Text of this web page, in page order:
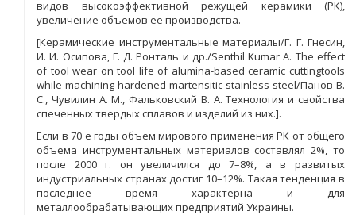
видов высокоэффективной режущей керамики (РК),
увеличение объемов ее производства.
[Керамические инструментальные материалы/Г. Г. Гнесин,
И. И. Осипова, Г. Д. Ронталь и др./Senthil Kumar A. The effect
of tool wear on tool life of alumina-based ceramic cuttingtools
while machining hardened martensitic stainless steel/Панов В.
С., Чувилин А. М., Фальковский В. А. Технология и свойства
спеченных твердых сплавов и изделий из них.].
Если в 70 е годы объем мирового применения РК от общего
объема инструментальных материалов составлял 2%, то
после 2000 г. он увеличился до 7–8%, а в развитых
индустриальных странах достиг 10–12%. Такая тенденция в
последнее время характерна и для
металлообрабатывающих предприятий Украины.